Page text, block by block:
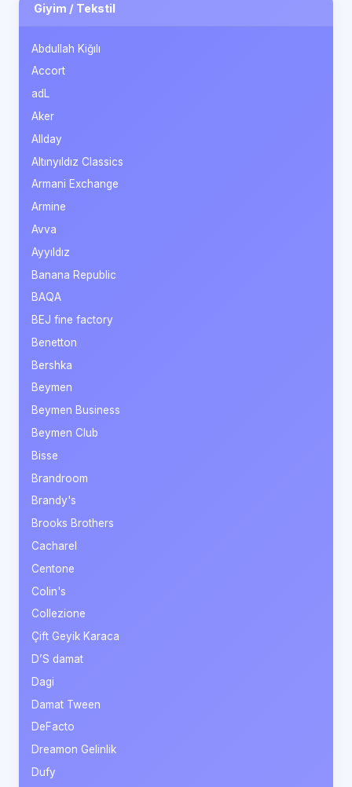
Giyim / Tekstil
Abdullah Kiğılı
Accort
adL
Aker
Allday
Altınyıldız Classics
Armani Exchange
Armine
Avva
Ayyıldız
Banana Republic
BAQA
BEJ fine factory
Benetton
Bershka
Beymen
Beymen Business
Beymen Club
Bisse
Brandroom
Brandy's
Brooks Brothers
Cacharel
Centone
Colin's
Collezione
Çift Geyik Karaca
D’S damat
Dagi
Damat Tween
DeFacto
Dreamon Gelinlik
Dufy